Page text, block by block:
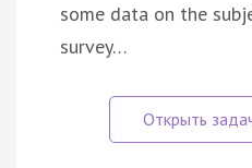
some data on the
survey…